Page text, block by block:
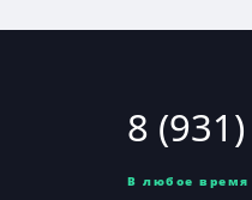
8
В любое время